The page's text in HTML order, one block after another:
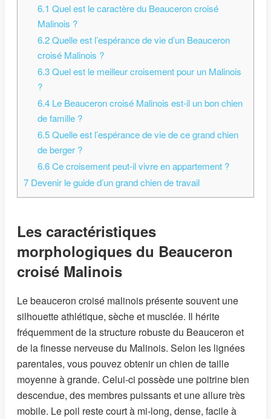
6.1 Quel est le caractère du Beauceron croisé
Malinois ?
6.2Quelle est l’espérance de vie d’un Beauceron
croisé Malinois ?
6.3Quel est le meilleur croisement pour un Malinois
?
6.4Le Beauceron croisé Malinois est-il un bon chien
de famille ?
6.5Quelle est l’espérance de vie de ce grand chien
de berger ?
6.6Ce croisement peut-il vivre en appartement ?
7 Devenir le guide d’un grand chien de travail
Les caractéristiques
morphologiques du Beauceron
croisé Malinois
Le beauceron croisé malinois présente souvent une
silhouette athlétique, sèche et musclée. Il hérite
fréquemment de la structure robuste du Beauceron et
de la finesse nerveuse du Malinois. Selon les lignées
parentales, vous pouvez obtenir un chien de taille
moyenne à grande. Celui-ci possède une poitrine bien
descendue, des membres puissants et une allure très
mobile. Le poil reste court à mi-long, dense, facile à